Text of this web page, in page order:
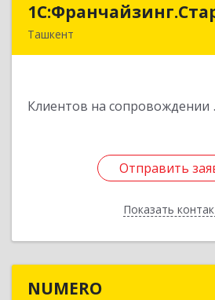
Ташкент
Клиентов на сопровождении
Отправить
Показать
Отправить
Назад
NUMERO